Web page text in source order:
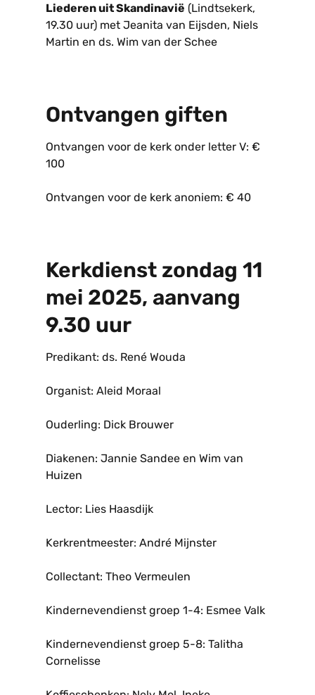
Liederen uit Skandinavië (Lindtsekerk,
19.30 uur) met Jeanita van Eijsden, Niels
Martin en ds. Wim van der Schee
Ontvangen giften
Ontvangen voor de kerk onder letter V: €
100
Ontvangen voor de kerk anoniem: € 40
Kerkdienst zondag 11
mei 2025, aanvang
9.30 uur
Predikant: ds. René Wouda
Organist: Aleid Moraal
Ouderling: Dick Brouwer
Diakenen: Jannie Sandee en Wim van
Huizen
Lector: Lies Haasdijk
Kerkrentmeester: André Mijnster
Collectant: Theo Vermeulen
Kindernevendienst groep 1-4: Esmee Valk
Kindernevendienst groep 5-8: Talitha
Cornelisse